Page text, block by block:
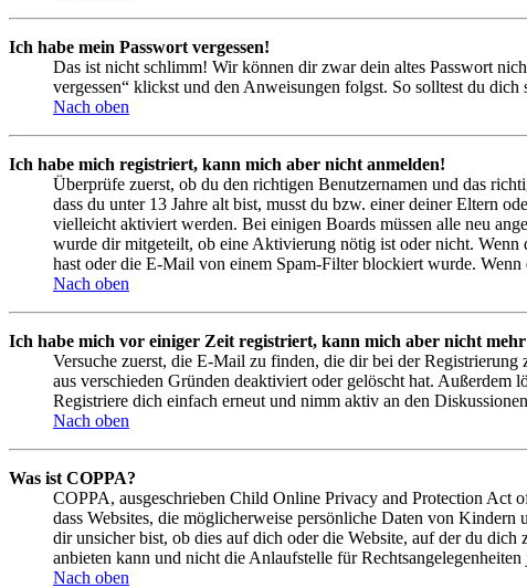
Ich habe mein Passwort vergessen!
Das ist nicht schlimm! Wir können dir zwar dein altes Passwort
vergessen“ klickst und den Anweisungen folgst. So solltest du
Nach oben
Ich habe mich registriert, kann mich aber nicht anmelden!
Überprüfe zuerst, ob du den richtigen Benutzernamen und das
dass du unter 13 Jahre alt bist, musst du bzw. einer deiner Eltern
vielleicht aktiviert werden. Bei einigen Boards müssen alle neu
wurde dir mitgeteilt, ob eine Aktivierung nötig ist oder nicht. Wenn
hast oder die E-Mail von einem Spam-Filter blockiert wurde.
Nach oben
Ich habe mich vor einiger Zeit registriert, kann mich aber nicht
Versuche zuerst, die E-Mail zu finden, die dir bei der
aus verschieden Gründen deaktiviert oder gelöscht hat. Außerdem
Registriere dich einfach erneut und nimm aktiv an den
Nach oben
Was ist COPPA?
COPPA, ausgeschrieben Child Online Privacy and Protection Act
dass Websites, die möglicherweise persönliche Daten von
dir unsicher bist, ob dies auf dich oder die Website, auf der du
anbieten kann und nicht die Anlaufstelle für
Nach oben